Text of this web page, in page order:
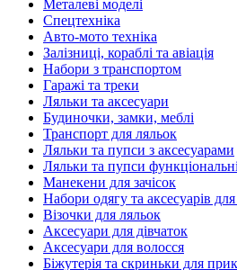
Металеві моделі
Спецтехніка
Авто-мото техніка
Залізниці, кораблі та авіація
Набори з транспортом
Гаражі та треки
Ляльки та аксесуари
Будиночки, замки, меблі
Транспорт для ляльок
Ляльки та пупси з аксесуарами
Ляльки та пупси функціональні
Манекени для зачісок
Набори одягу та аксесуарів
Візочки для ляльок
Аксесуари для дівчаток
Аксесуари для волосся
Біжутерія та скриньки для